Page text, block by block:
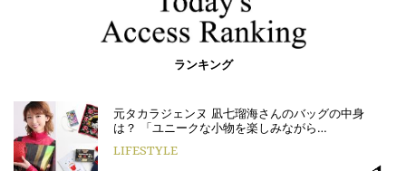
ランキング
元タカラジェンヌ 凪七瑠海さんのバッグの中身
は？ 「ユニークな小物を楽しみながら…
LIFESTYLE